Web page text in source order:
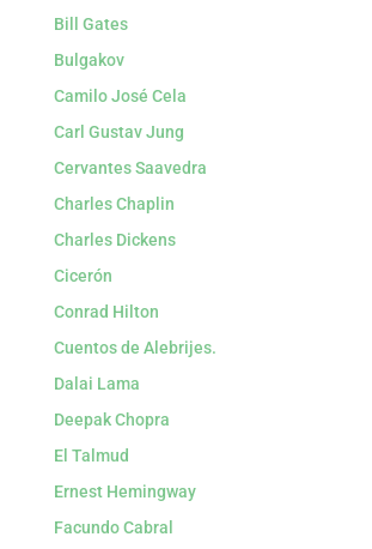
Bill Gates
Bulgakov
Camilo José Cela
Carl Gustav Jung
Cervantes Saavedra
Charles Chaplin
Charles Dickens
Cicerón
Conrad Hilton
Cuentos de Alebrijes.
Dalai Lama
Deepak Chopra
El Talmud
Ernest Hemingway
Facundo Cabral